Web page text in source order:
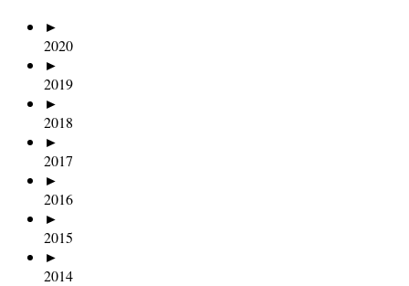
►
2020
►
2019
►
2018
►
2017
►
2016
►
2015
►
2014